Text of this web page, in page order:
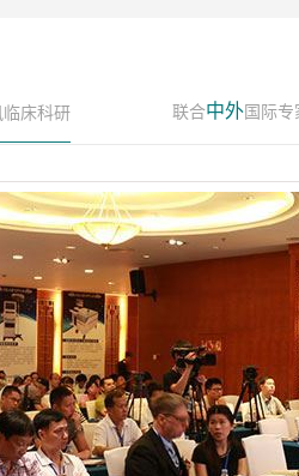
床科研 联合中外国际专